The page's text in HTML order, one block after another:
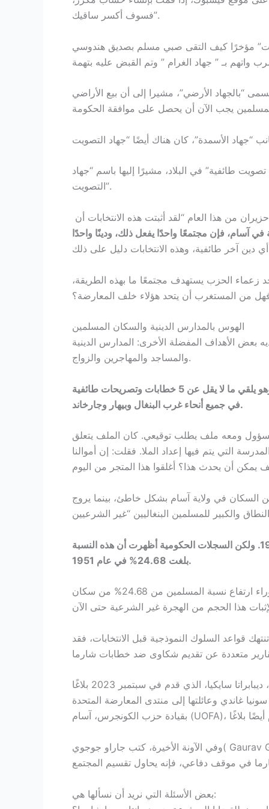
فسوف أكسر ساقيك”.
مؤخرًا كيف التقى صبي مسلم بصديق هندوسي
“بالجهاد الأرضي”، مشيرا إلى أن بيع الأراضي
طائفية” في البلاد، مشيرًا إليها باسم “جهاد
التصويت”.
آسام، فإن مجتمعًا واحدًا يفعل ذلك، ودينًا واحدًا
زعماء الحزب يستهدف مجتمعًا ما بهذه الطريقة،
من المستغرب أن يتحد هؤلاء خلف المعارضة؟
الهوس بالمدارس الدينية والسكان المسلمين
بعض الأهداف المفضلة الأخرى: المدارس الدينية
والمساجد والمهاجرين والزواج.
في الفترة ما بين 10 و19 مايو/أيار 2024، شوهد بيسوا شارما وهو يلقي ما لا يقل عن 5 خطابات وتصريحات طائفية
في جميع أنحاء غرب البنغال وبيهار وجارخاند.
مباشرة، قال: “جاءني مسؤول ومعه ملف يطلب توقيعي. كان الملف يتعلق
التي يتم فيها إعداد الملا. فقلت: إن أموالنا
السكان في ولاية آسام بشكل خاطئ، بينما يروج
ويزعم شارما أن المسلمين شكلوا 12% من السكان في عام 1951. ولكن السجلات الحكومية أظهرت أن هذه النسبة
بلغت 24.68% في عام 1951.
كما زعم أن تدفق المسلمين من الدول المجاورة هو السبب وراء ارتفاع نسبة المسلمين من 24.68% من سكان
قواعد السلوك النموذجية قبل الانتخابات، فقد
من أعضاء الكونجرس الكبار في الجمعية التشريعية لولاية آسام، ديبابراتا سايكيا، الذي قدم في سبتمبر 2023 بلاغًا
غاندي وعائلتها إلى منتدى المعارضة المتحدة
وفي الآونة الأخيرة، كتب جاراو جوجوي( Gaurav Gogoi)، نائب زعيم حزب الكونجرس في البرلمان، أنه عندما
بعض الأسئلة التي نريد أن نسألها هي: